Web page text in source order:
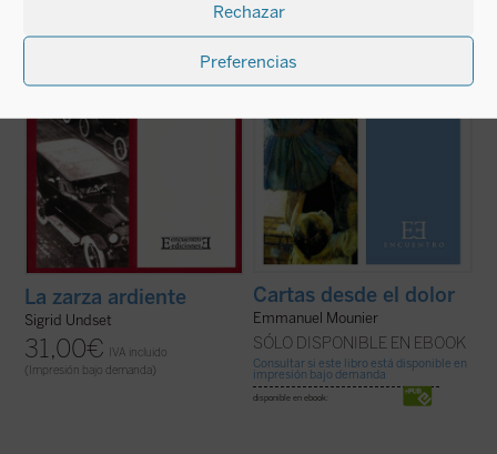
Rechazar
Preferencias
La zarza ardiente
Sigrid Undset
31,00€
IVA incluido
(Impresión bajo demanda)
poesía puesto que avanza ...
Cartas desde el dolor
Emmanuel Mounier
SÓLO DISPONIBLE EN EBOOK
Consultar si este libro está disponible en
impresión bajo demanda
disponible en ebook: